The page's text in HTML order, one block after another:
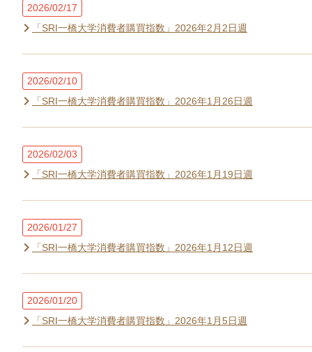
2026/02/17
「SRI一橋大学消費者購買指数」2026年2月2日週
2026/02/10
「SRI一橋大学消費者購買指数」2026年1月26日週
2026/02/03
「SRI一橋大学消費者購買指数」2026年1月19日週
2026/01/27
「SRI一橋大学消費者購買指数」2026年1月12日週
2026/01/20
「SRI一橋大学消費者購買指数」2026年1月5日週